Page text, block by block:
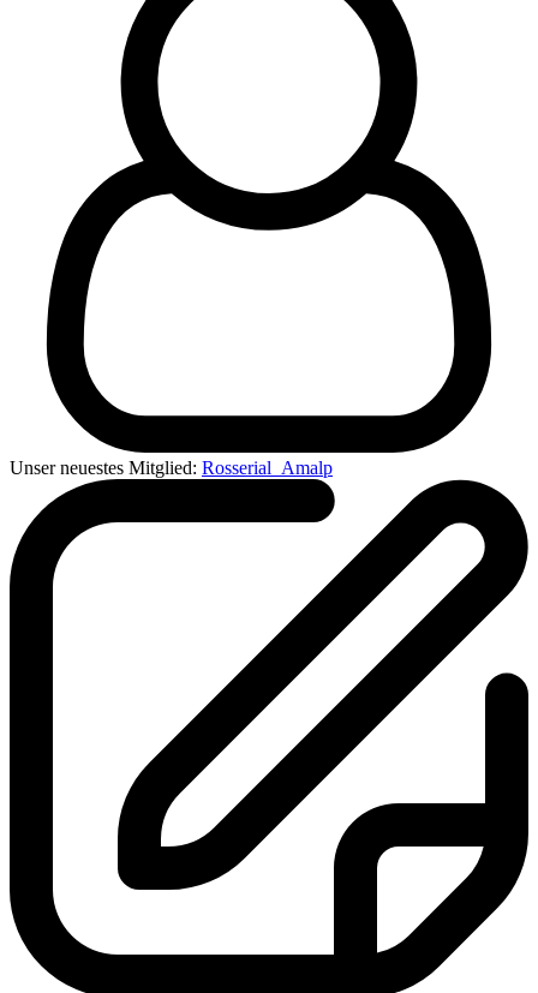
Unser neuestes Mitglied: Rosserial_Amalp